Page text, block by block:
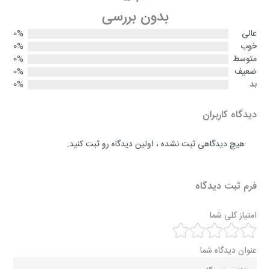
بدون بررسی
عالی
0%
خوب
0%
متوسط
0%
ضعیف
0%
بد
0%
دیدگاه کاربران
هیچ دیدگاهی ثبت نشده ، اولین دیدگاه رو ثبت کنید.
فرم ثبت دیدگاه
امتیاز کلی شما
عنوان دیدگاه شما